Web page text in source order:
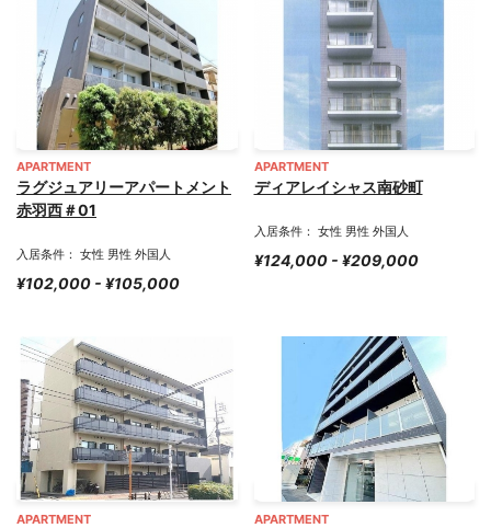
APARTMENT
ラグジュアリーアパートメント
赤羽西＃01
入居条件： 女性 男性 外国人
¥102,000 - ¥105,000
APARTMENT
ディアレイシャス南砂町
入居条件： 女性 男性 外国人
¥124,000 - ¥209,000
APARTMENT APARTMENT